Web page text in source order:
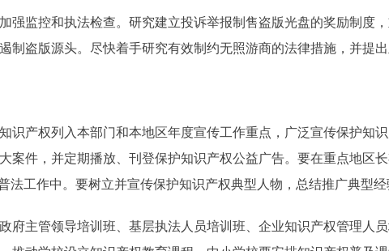
监控和执法检查。研究建立投诉举报制售盗版光盘的奖励制度
盗版源头。尽快着手研究有效制约无照游商的法律措施，并提出
产权列入本部门和本地区年度宣传工作重点，广泛宣传保护知
案件，并定期播放、刊登保护知识产权公益广告。要在重点地区
工作中。要树立并宣传保护知识产权典型人物，总结推广典型经
主管领导培训班、基层执法人员培训班、企业知识产权管理人